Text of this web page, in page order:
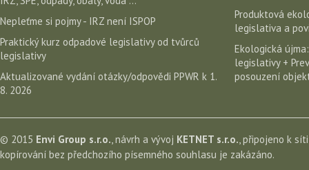
Nepleťme si pojmy - IRZ není ISPOP
Praktický kurz odpadové legislativy od tvůrců
legislativy
Aktualizované vydání otázky/odpovědi PPWR k 1.
8. 2026
Produktová
legislativa a
Ekologická
legislativy +
posouzení
© 2015 Envi Group s.r.o., návrh a vývoj KETNET s.r.o., připojeno k
kopírování bez předchozího písemného souhlasu je zakázáno.